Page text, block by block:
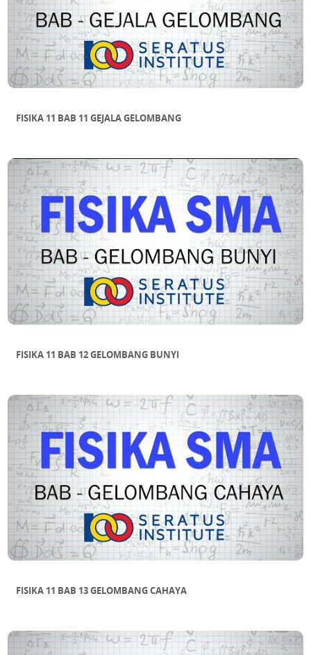
FISIKA 11 BAB 11 GEJALA GELOMBANG
FISIKA 11 BAB 12 GELOMBANG BUNYI
FISIKA 11 BAB 13 GELOMBANG CAHAYA